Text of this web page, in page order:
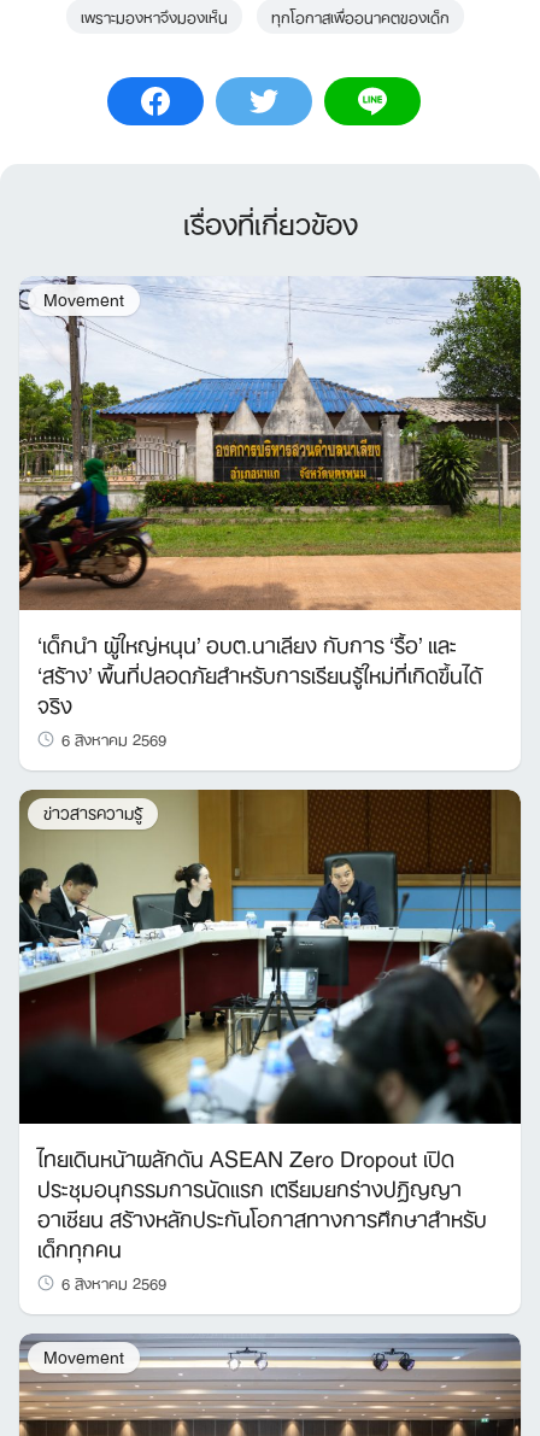
เพราะมองหาจึงมองเห็น ทุกโอกาสเพื่ออนาคตของเด็ก
เรื่องที่เกี่ยวข้อง
Movement
‘เด็กนำ ผู้ใหญ่หนุน’ อบต.นาเลียง กับการ ‘รื้อ’ และ
‘สร้าง’ พื้นที่ปลอดภัยสำหรับการเรียนรู้ใหม่ที่เกิดขึ้นได้
จริง
6 สิงหาคม 2569
ข่าวสารความรู้
ไทยเดินหน้าผลักดัน ASEAN Zero Dropout เปิด
ประชุมอนุกรรมการนัดแรก เตรียมยกร่างปฏิญญา
อาเซียน สร้างหลักประกันโอกาสทางการศึกษาสำหรับ
เด็กทุกคน
6 สิงหาคม 2569
Movement